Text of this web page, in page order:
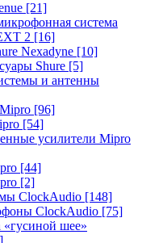
[21]
система
2 [16]
Nexadyne [10]
Shure [5]
и антенны
[96]
[54]
усилители Mipro
[44]
[2]
ClockAudio [148]
ClockAudio [75]
шее»